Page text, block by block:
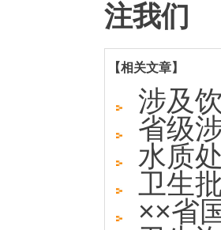
注我们
【相关文章】
涉及
省级
水质
卫生
××省